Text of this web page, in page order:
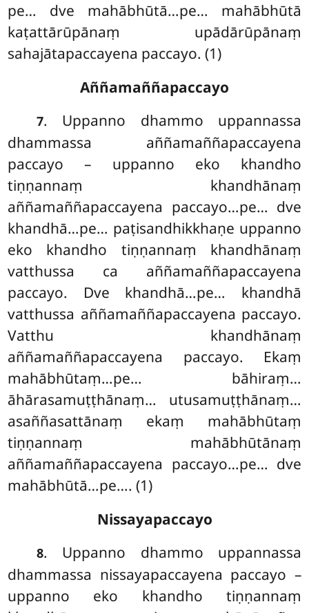
pe… dve mahābhūtā…pe… mahābhūtā
kaṭattārūpānaṃ upādārūpānaṃ
sahajātapaccayena paccayo. (1)
Aññamaññapaccayo
7. Uppanno dhammo uppannassa
dhammassa aññamaññapaccayena
paccayo – uppanno eko khandho
tiṇṇannaṃ khandhānaṃ
aññamaññapaccayena paccayo…pe… dve
khandhā…pe… paṭisandhikkhaṇe uppanno
eko khandho tiṇṇannaṃ khandhānaṃ
vatthussa ca aññamaññapaccayena
paccayo. Dve khandhā…pe… khandhā
vatthussa aññamaññapaccayena paccayo.
Vatthu khandhānaṃ
aññamaññapaccayena paccayo. Ekaṃ
mahābhūtaṃ…pe… bāhiraṃ…
āhārasamuṭṭhānaṃ… utusamuṭṭhānaṃ…
asaññasattānaṃ ekaṃ mahābhūtaṃ
tiṇṇannaṃ mahābhūtānaṃ
aññamaññapaccayena paccayo…pe… dve
mahābhūtā…pe…. (1)
Nissayapaccayo
8. Uppanno dhammo uppannassa
dhammassa nissayapaccayena paccayo –
uppanno eko khandho tiṇṇannaṃ